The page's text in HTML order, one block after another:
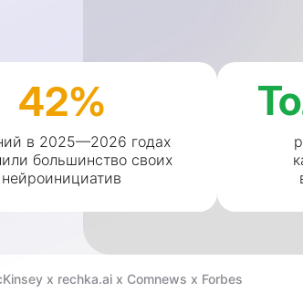
x rechka.ai x Сomnews x Forbes
в 2025—2026 годах
большинство своих
нейроинициатив
42%